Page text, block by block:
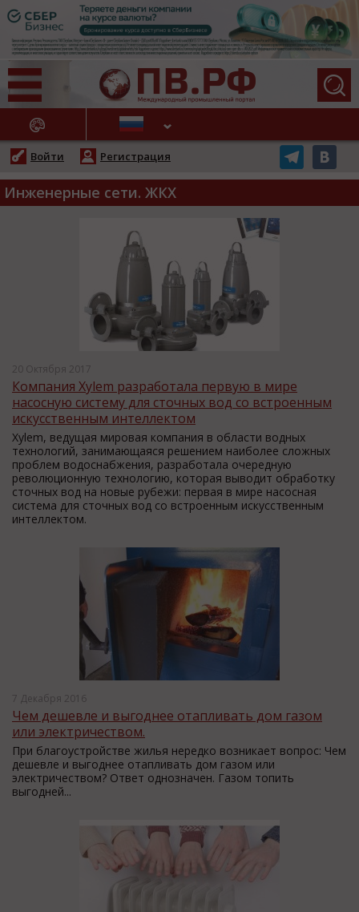
НОВОСТИ
Войти Регистрация
Инженерные сети. ЖКХ
20 Октября 2017
Компания Xylem разработала первую в мире
насосную систему для сточных вод со встроенным
искусственным интеллектом
Xylem, ведущая мировая компания в области водных
технологий, занимающаяся решением наиболее сложных
проблем водоснабжения, разработала очередную
революционную технологию, которая выводит обработку
сточных вод на новые рубежи: первая в мире насосная
система для сточных вод со встроенным искусственным
интеллектом.
7 Декабря 2016
Чем дешевле и выгоднее отапливать дом газом
или электричеством.
При благоустройстве жилья нередко возникает вопрос: Чем
дешевле и выгоднее отапливать дом газом или
электричеством? Ответ однозначен. Газом топить
выгодней...